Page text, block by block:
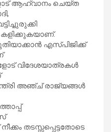
ആഹ്വാനം ചെയ്ത
എസ്പിജിക്ക്
വിദേശയാത്രകൾ
അഞ്ച് രാജ്യങ്ങൾ
തടസ്സപ്പെട്ടതോടെ